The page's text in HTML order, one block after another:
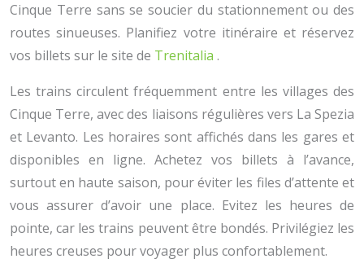
Cinque Terre sans se soucier du stationnement ou des
routes sinueuses. Planifiez votre itinéraire et réservez
vos billets sur le site de Trenitalia .
Les trains circulent fréquemment entre les villages des
Cinque Terre, avec des liaisons régulières vers La Spezia
et Levanto. Les horaires sont affichés dans les gares et
disponibles en ligne. Achetez vos billets à l’avance,
surtout en haute saison, pour éviter les files d’attente et
vous assurer d’avoir une place. Evitez les heures de
pointe, car les trains peuvent être bondés. Privilégiez les
heures creuses pour voyager plus confortablement.